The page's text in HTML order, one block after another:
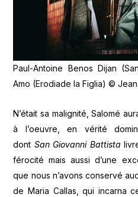
Paul-Antoine Benos Dijan
Amo (Erodiade la Figlia) ©
N’était sa malignité, Salomé
à l’oeuvre, en vérité
dont San Giovanni Battista
férocité mais aussi d’une
que nous n’avons conservé
de Maria Callas, qui incarna